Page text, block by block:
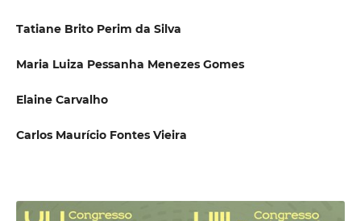
Tatiane Brito Perim da Silva
Maria Luiza Pessanha Menezes Gomes
Elaine Carvalho
Carlos Maurício Fontes Vieira